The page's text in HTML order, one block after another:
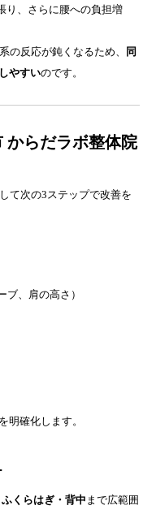
り、さらに腰への負担増
の反応が鈍くなるため、
同
やすいのです。
からだラボ整体院
て次の3ステップで改善を
、肩の高さ）
明確化します。
くらはぎ・背中 まで広範囲